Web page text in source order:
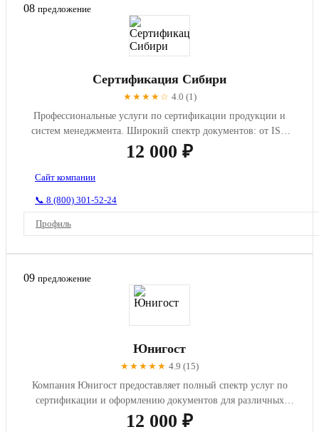
08 предложение
Сертификация Сибири
★★★★☆ 4.0 (1)
Профессиональные услуги по сертификации продукции и
систем менеджмента. Широкий спектр документов: от ISO
сертификатов д...
12 000 ₽
Сайт компании
📞 8 (800) 301-52-24
Профиль
09 предложение
Юнигост
★★★★★ 4.9 (15)
Компания Юнигост предоставляет полный спектр услуг по
сертификации и оформлению документов для различных
отраслей промыш...
12 000 ₽